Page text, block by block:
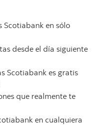
Scotiabank en sólo
desde el día siguiente
Scotiabank es gratis
que realmente te
en cualquiera